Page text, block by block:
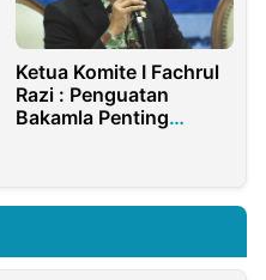
Ketua Komite I Fachrul
Razi : Penguatan
Bakamla Penting